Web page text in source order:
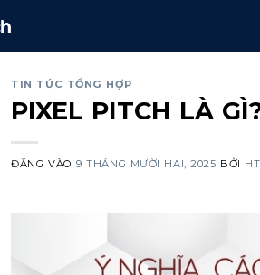
TIN TỨC TỔNG HỢP
PIXEL PITCH LÀ
ĐĂNG VÀO9 THÁNG MƯỜI HAI, 2025 BỞI